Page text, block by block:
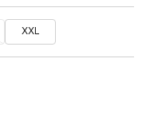
XXL